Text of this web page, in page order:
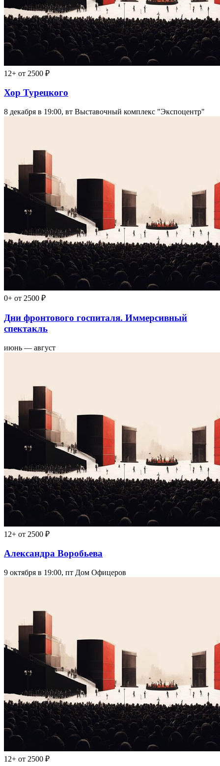
12+ от 2500 ₽
Хор Турецкого
8 декабря в 19:00, вт Выставочный комплекс "Экспоцентр"
0+ от 2500 ₽
Дни фронтового госпиталя. Иммерсивный
спектакль
июнь — август
12+ от 2500 ₽
Александра Воробьева
9 октября в 19:00, пт Дом Офицеров
12+ от 2500 ₽